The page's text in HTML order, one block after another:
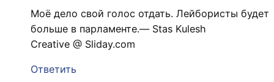
Моё дело свой голос отдать. Лейбористы будет
больше в парламенте.— Stas Kulesh
Creative @ Sliday.com
Ответить